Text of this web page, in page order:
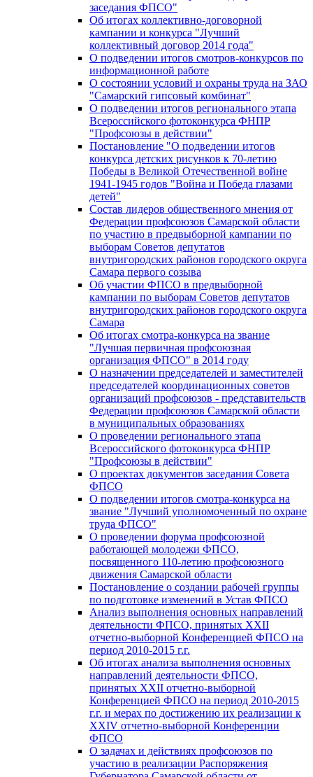
заседания ФПСО"
Об итогах коллективно-договорной
кампании и конкурса "Лучший
коллективный договор 2014 года"
О подведении итогов смотров-конкурсов по
информационной работе
О состоянии условий и охраны труда на ЗАО
"Самарский гипсовый комбинат"
О подведении итогов регионального этапа
Всероссийского фотоконкурса ФНПР
"Профсоюзы в действии"
Постановление "О подведении итогов
конкурса детских рисунков к 70-летию
Победы в Великой Отечественной войне
1941-1945 годов "Война и Победа глазами
детей"
Состав лидеров общественного мнения от
Федерации профсоюзов Самарской области
по участию в предвыборной кампании по
выборам Советов депутатов
внутригородских районов городского округа
Самара первого созыва
Об участии ФПСО в предвыборной
кампании по выборам Советов депутатов
внутригородских районов городского округа
Самара
Об итогах смотра-конкурса на звание
"Лучшая первичная профсоюзная
организация ФПСО" в 2014 году
О назначении председателей и заместителей
председателей координационных советов
организаций профсоюзов - представительств
Федерации профсоюзов Самарской области
в муниципальных образованиях
О проведении регионального этапа
Всероссийского фотоконкурса ФНПР
"Профсоюзы в действии"
О проектах документов заседания Совета
ФПСО
О подведении итогов смотра-конкурса на
звание "Лучший уполномоченный по охране
труда ФПСО"
О проведении форума профсоюзной
работающей молодежи ФПСО,
посвященного 110-летию профсоюзного
движения Самарской области
Постановление о создании рабочей группы
по подготовке изменений в Устав ФПСО
Анализ выполнения основных направлений
деятельности ФПСО, принятых XXII
отчетно-выборной Конференцией ФПСО на
период 2010-2015 г.г.
Об итогах анализа выполнения основных
направлений деятельности ФПСО,
принятых XXII отчетно-выборной
Конференцией ФПСО на период 2010-2015
г.г. и мерах по достижению их реализации к
XXIV отчетно-выборной Конференции
ФПСО
О задачах и действиях профсоюзов по
участию в реализации Распоряжения